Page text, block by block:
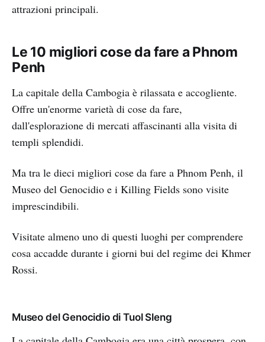
attrazioni principali.
Le 10 migliori cose da fare a Phnom
Penh
La capitale della Cambogia è rilassata e accogliente.
Offre un'enorme varietà di cose da fare,
dall'esplorazione di mercati affascinanti alla visita di
templi splendidi.
Ma tra le dieci migliori cose da fare a Phnom Penh, il
Museo del Genocidio e i Killing Fields sono visite
imprescindibili.
Visitate almeno uno di questi luoghi per comprendere
cosa accadde durante i giorni bui del regime dei Khmer
Rossi.
Museo del Genocidio di Tuol Sleng